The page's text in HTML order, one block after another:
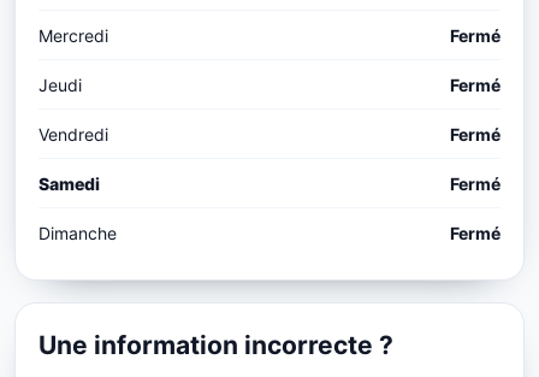
Mercredi Fermé
Jeudi Fermé
Vendredi Fermé
Samedi Fermé
Dimanche Fermé
Une information incorrecte ?